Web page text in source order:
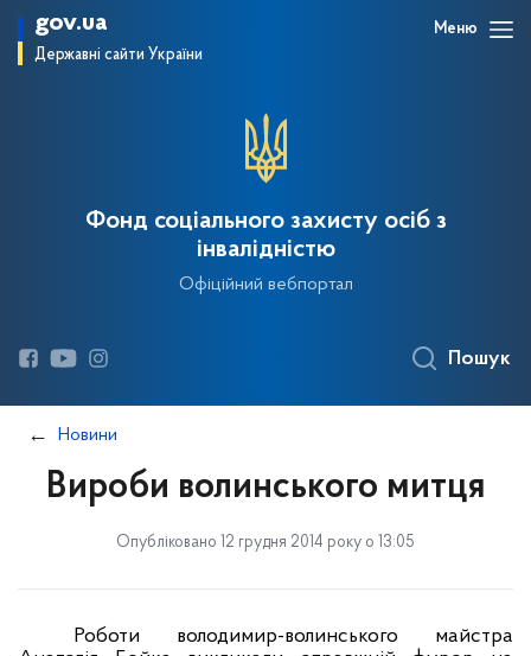
gov.ua
Державні сайти України
Меню
Фонд соціального захисту осіб з
інвалідністю
Офіційний вебпортал
Пошук
Новини
Вироби волинського митця
Опубліковано 12 грудня 2014 року о 13:05
Роботи володимир-волинського майстра